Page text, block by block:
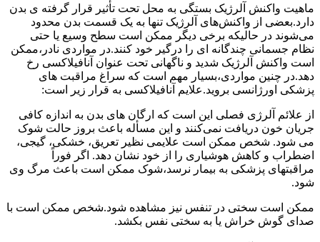
ماهیت واکنش آلرژیک بستگی به محل تحت تأثیر قرار گرفته ی بدن
دارد.بعضی از واکنش‌های آلرژیک تنها به یک قسمت بدن محدود
می‌شوند در حالیکه برخی دیگر ممکن است سطح وسیع یا حتی
نظام جسمانی چندگانه ای را درگیر خود کنند.در مواردی نادر،ممکن
است واکنش آلرژیک شدید و ناگهانی تحت عنوان آنافیلاکسی رخ
دهد.در چنین مواردی،بسیار مهم است که سراغ مراقبت های
پزشکی اورژانسی بروید.علایم آنافیلاکسی به قرار زیر است:
از علائم آلرژی فصلی این است که ارگان های بدن به اندازه کافی
جریان خون دریافت نمی‌کنند و این مسأله باعث بروز حالت شوک
می شود. شخص ممکن است علایمی نظیر تعریق، خشکی، گیجی،
اضطراب و کاهش هوشیاری را از خود نشان دهد. اگر فوراً
مراقبتهای پزشکی به بیمار نرسد،شوک ممکن است باعث مرگ وی
شود.
ممکن است سختی در تنفس نیز مشاهده شود.شخص ممکن است با
صدای گوش خراش یا به سختی نفس بکشد.